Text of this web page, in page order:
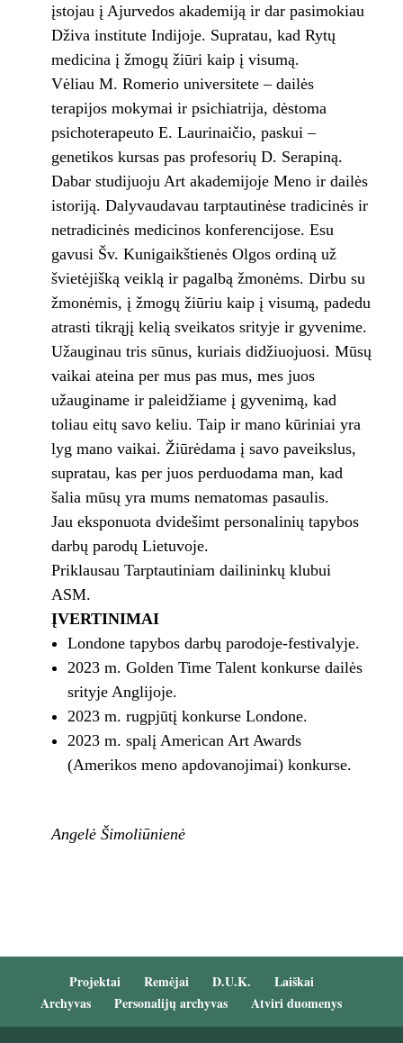
įstojau į Ajurvedos akademiją ir dar pasimokiau
Dživa institute Indijoje. Supratau, kad Rytų
medicina į žmogų žiūri kaip į visumą.
Vėliau M. Romerio universitete – dailės
terapijos mokymai ir psichiatrija, dėstoma
psichoterapeuto E. Laurinaičio, paskui –
genetikos kursas pas profesorių D. Serapiną.
Dabar studijuoju Art akademijoje Meno ir dailės
istoriją. Dalyvaudavau tarptautinėse tradicinės ir
netradicinės medicinos konferencijose. Esu
gavusi Šv. Kunigaikštienės Olgos ordiną už
švietėjišką veiklą ir pagalbą žmonėms. Dirbu su
žmonėmis, į žmogų žiūriu kaip į visumą, padedu
atrasti tikrąjį kelią sveikatos srityje ir gyvenime.
Užauginau tris sūnus, kuriais didžiuojuosi. Mūsų
vaikai ateina per mus pas mus, mes juos
užauginame ir paleidžiame į gyvenimą, kad
toliau eitų savo keliu. Taip ir mano kūriniai yra
lyg mano vaikai. Žiūrėdama į savo paveikslus,
supratau, kas per juos perduodama man, kad
šalia mūsų yra mums nematomas pasaulis.
Jau eksponuota dvidešimt personalinių tapybos
darbų parodų Lietuvoje.
Priklausau Tarptautiniam dailininkų klubui
ASM.
ĮVERTINIMAI
Londone tapybos darbų parodoje-festivalyje.
2023 m. Golden Time Talent konkurse dailės
srityje Anglijoje.
2023 m. rugpjūtį konkurse Londone.
2023 m. spalį American Art Awards
(Amerikos meno apdovanojimai) konkurse.
Angelė Šimoliūnienė
Projektai Remėjai D.U.K.
Laiškai
Archyvas
Personalijų archyvas Atviri duomenys